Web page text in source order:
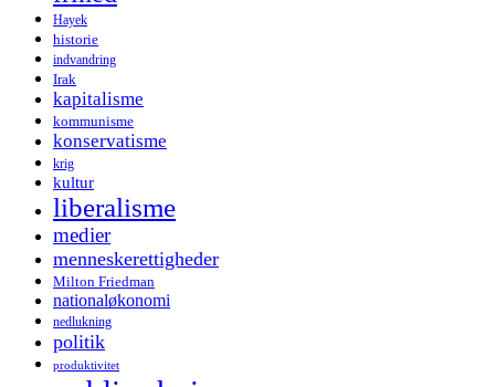
Hayek
historie
indvandring
Irak
kapitalisme
kommunisme
konservatisme
krig
kultur
liberalisme
medier
menneskerettigheder
Milton Friedman
nationaløkonomi
nedlukning
politik
produktivitet